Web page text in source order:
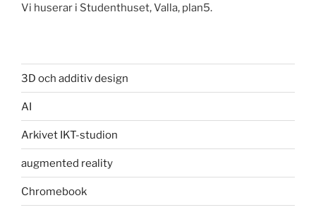
Vi huserar i Studenthuset, Valla, plan5.
3D och additiv design
AI
Arkivet IKT-studion
augmented reality
Chromebook